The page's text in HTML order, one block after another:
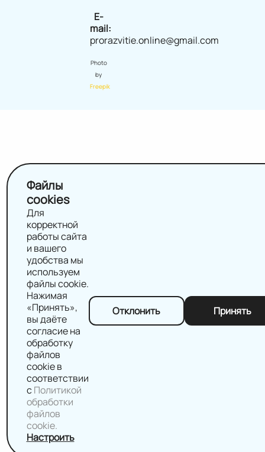
Файлы
cookies
Для
корректной
работы сайта
и вашего
удобства мы
используем
файлы cookie.
Нажимая
«Принять»,
вы даёте
согласие на
обработку
файлов
cookie в
соответствии
сПолитикой
обработки
файлов
cookie.
Настроить
Отклонить Принять
E-
mail:
prorazvitie.online@gmail.com
Photo
by
Freepik